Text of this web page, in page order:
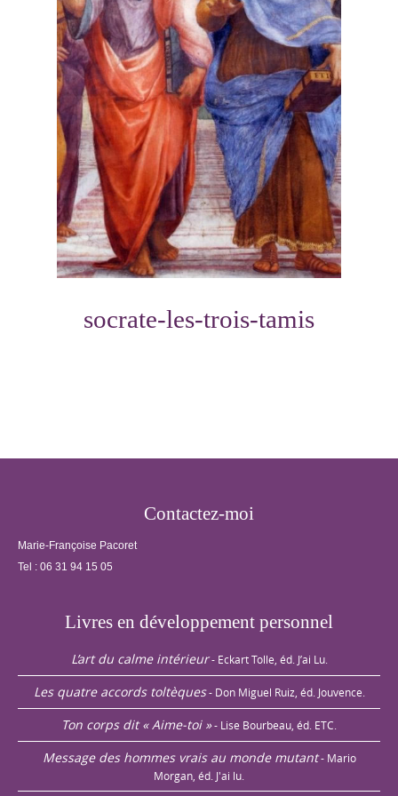
socrate-les-trois-tamis
Contactez-moi
Marie-Françoise Pacoret
Tel : 06 31 94 15 05
Livres en développement personnel
L’art du calme intérieur - Eckart Tolle, éd. J’ai Lu.
Les quatre accords toltèques - Don Miguel Ruiz, éd. Jouvence.
Ton corps dit « Aime-toi »- Lise Bourbeau, éd. ETC.
Message des hommes vrais au monde mutant - Mario
Morgan, éd. J'ai lu.